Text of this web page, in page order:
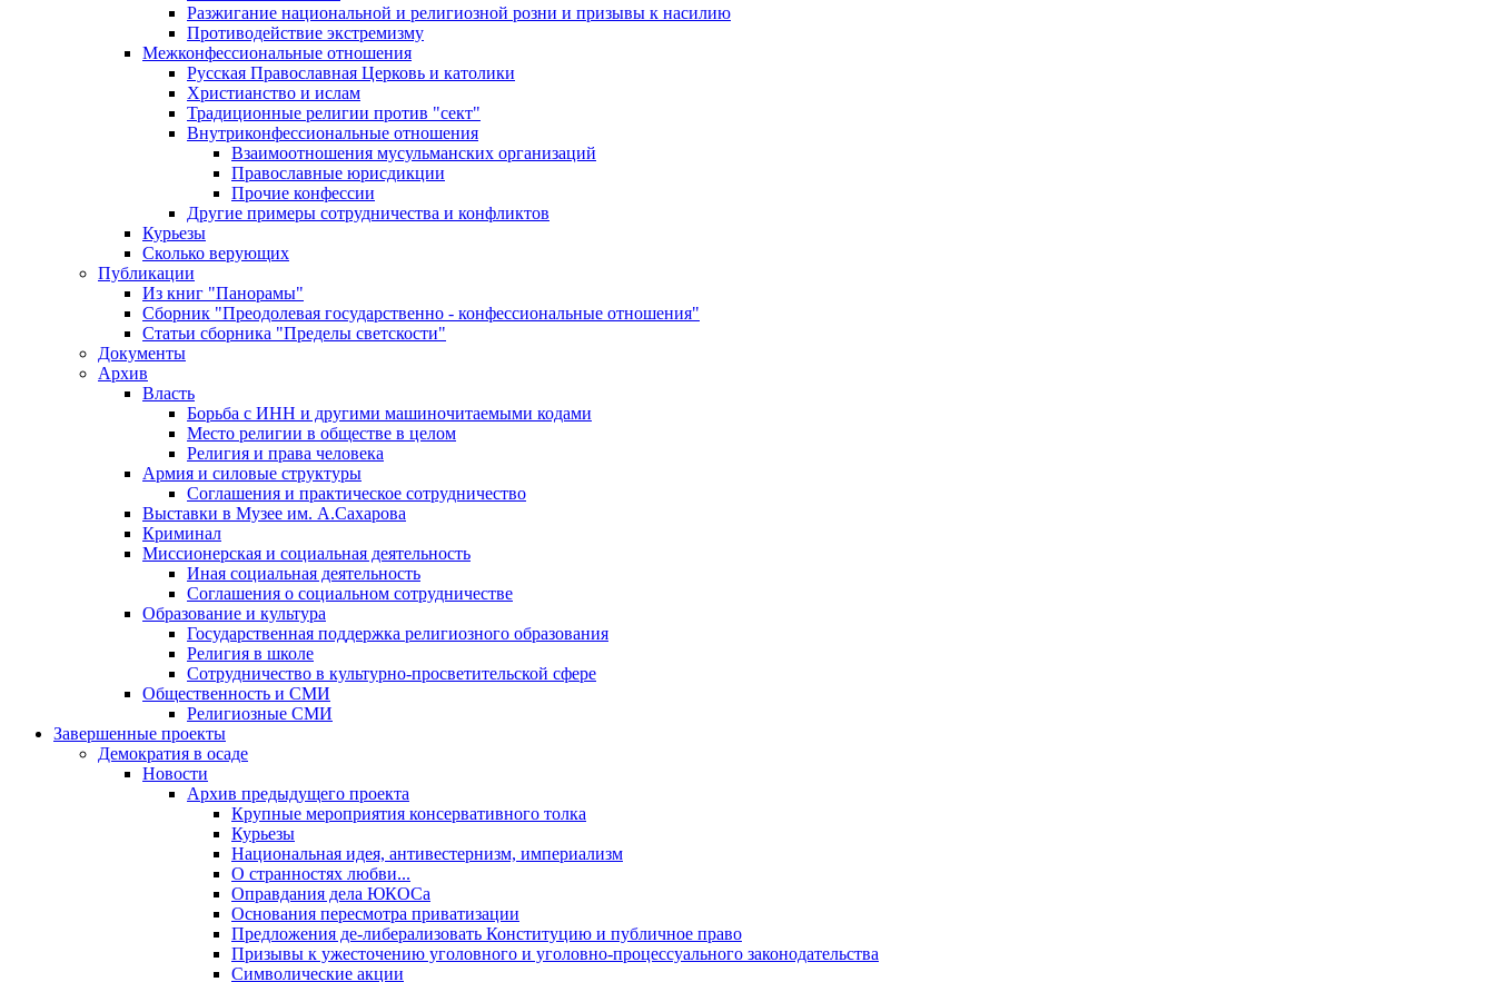
Разжигание национальной и религиозной розни и призывы к насилию
Противодействие экстремизму
Межконфессиональные отношения
Русская Православная Церковь и католики
Христианство и ислам
Традиционные религии против "сект"
Внутриконфессиональные отношения
Взаимоотношения мусульманских организаций
Православные юрисдикции
Прочие конфессии
Другие примеры сотрудничества и конфликтов
Курьезы
Сколько верующих
Публикации
Из книг "Панорамы"
Сборник "Преодолевая государственно - конфессиональные отношения"
Статьи сборника "Пределы светскости"
Документы
Архив
Власть
Борьба с ИНН и другими машиночитаемыми кодами
Место религии в обществе в целом
Религия и права человека
Армия и силовые структуры
Соглашения и практическое сотрудничество
Выставки в Музее им. А.Сахарова
Криминал
Миссионерская и социальная деятельность
Иная социальная деятельность
Соглашения о социальном сотрудничестве
Образование и культура
Государственная поддержка религиозного образования
Религия в школе
Сотрудничество в культурно-просветительской сфере
Общественность и СМИ
Религиозные СМИ
Завершенные проекты
Демократия в осаде
Новости
Архив предыдущего проекта
Крупные мероприятия консервативного толка
Курьезы
Национальная идея, антивестернизм, империализм
О странностях любви...
Оправдания дела ЮКОСа
Основания пересмотра приватизации
Предложения де-либерализовать Конституцию и публичное право
Призывы к ужесточению уголовного и уголовно-процессуального законодательства
Символические акции